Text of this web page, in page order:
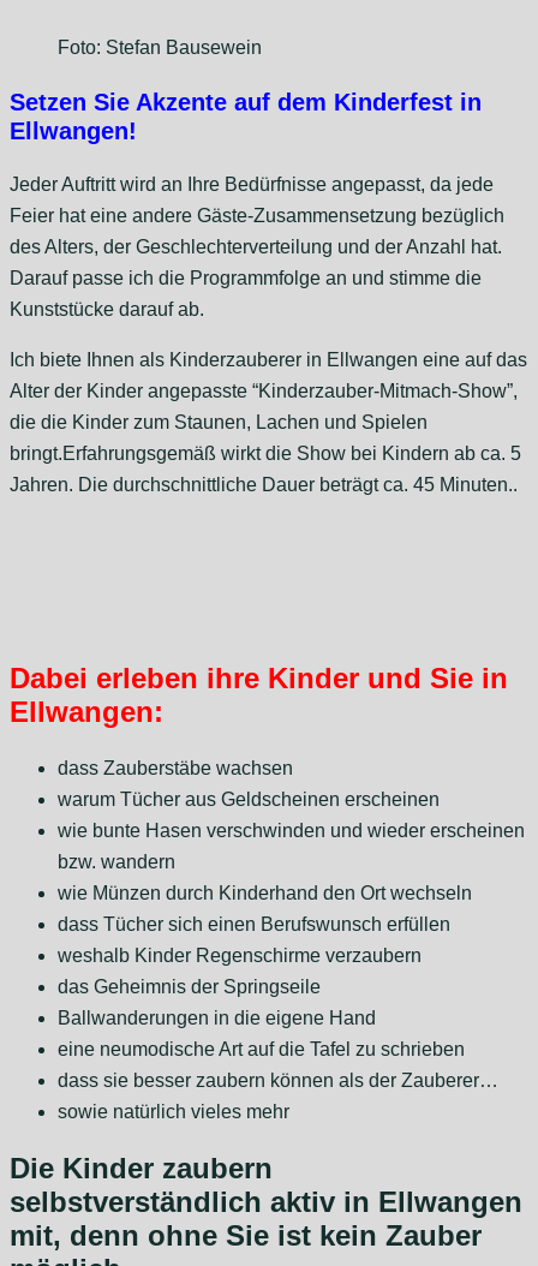
Foto: Stefan Bausewein
Setzen Sie Akzente auf dem Kinderfest in
Ellwangen!
Jeder Auftritt wird an Ihre Bedürfnisse angepasst, da jede
Feier hat eine andere Gäste-Zusammensetzung bezüglich
des Alters, der Geschlechterverteilung und der Anzahl hat.
Darauf passe ich die Programmfolge an und stimme die
Kunststücke darauf ab.
Ich biete Ihnen als Kinderzauberer in Ellwangen eine auf das
Alter der Kinder angepasste “Kinderzauber-Mitmach-Show”,
die die Kinder zum Staunen, Lachen und Spielen
bringt.Erfahrungsgemäß wirkt die Show bei Kindern ab ca. 5
Jahren. Die durchschnittliche Dauer beträgt ca. 45 Minuten..
Dabei erleben ihre Kinder und Sie in
Ellwangen:
dass Zauberstäbe wachsen
warum Tücher aus Geldscheinen erscheinen
wie bunte Hasen verschwinden und wieder erscheinen
bzw. wandern
wie Münzen durch Kinderhand den Ort wechseln
dass Tücher sich einen Berufswunsch erfüllen
weshalb Kinder Regenschirme verzaubern
das Geheimnis der Springseile
Ballwanderungen in die eigene Hand
eine neumodische Art auf die Tafel zu schrieben
dass sie besser zaubern können als der Zauberer…
sowie natürlich vieles mehr
Die Kinder zaubern
selbstverständlich aktiv in Ellwangen
mit, denn ohne Sie ist kein Zauber